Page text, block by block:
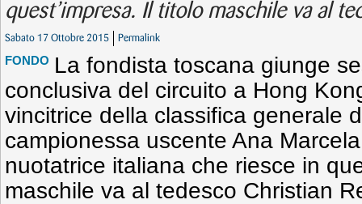
quest’impresa. Il titolo maschile va al
Sabato 17 Ottobre 2015 Permalink
FONDO La fondista toscana giunge
conclusiva del circuito a Hong
vincitrice della classifica generale
campionessa uscente Ana
nuotatrice italiana che riesce in
maschile va al tedesco Christian